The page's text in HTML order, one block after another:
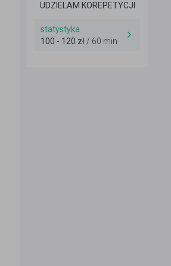
UDZIELAM KOREPETYCJI
statystyka
100 - 120 zł / 60 min